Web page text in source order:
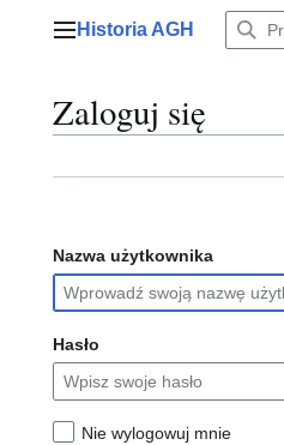
Menu główne
Historia AGH
Zaloguj się
Nazwa użytkownika
Hasło
Nie wylogowuj mnie